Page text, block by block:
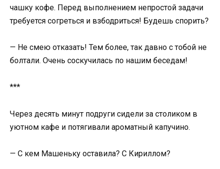
чашку кофе. Перед выполнением непростой задачи
требуется согреться и взбодриться! Будешь спорить?
— Не смею отказать! Тем более, так давно с тобой не
болтали. Очень соскучилась по нашим беседам!
***
Через десять минут подруги сидели за столиком в
уютном кафе и потягивали ароматный капучино.
— С кем Машеньку оставила? С Кириллом?